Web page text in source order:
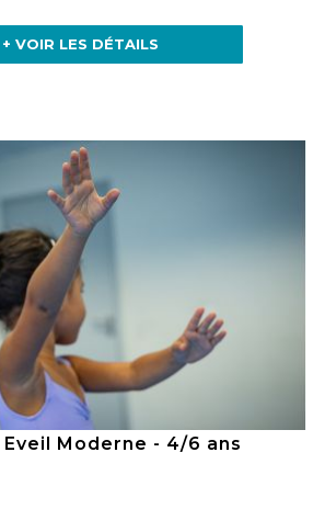
+ VOIR LES DÉTAILS
Eveil Moderne - 4/6 ans